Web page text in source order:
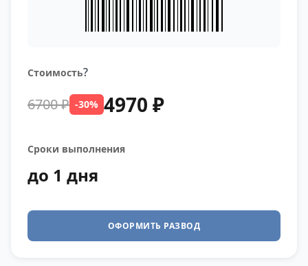
Стоимость?
6700 ₽ -30% 4970 ₽
Сроки выполнения
до 1 дня
ОФОРМИТЬ РАЗВОД